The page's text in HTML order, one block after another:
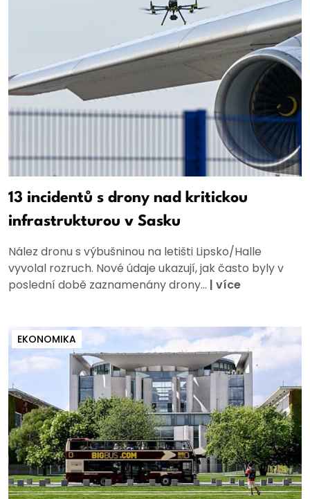
13 incidentů s drony nad kritickou
infrastrukturou v Sasku
Nález dronu s výbušninou na letišti Lipsko/Halle
vyvolal rozruch. Nové údaje ukazují, jak často byly v
poslední době zaznamenány drony... | více
EKONOMIKA